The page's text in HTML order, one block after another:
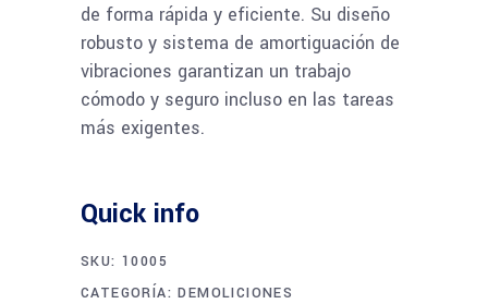
de forma rápida y eficiente. Su diseño
robusto y sistema de amortiguación de
vibraciones garantizan un trabajo
cómodo y seguro incluso en las tareas
más exigentes.
Quick info
SKU: 10005
CATEGORÍA:DEMOLICIONES